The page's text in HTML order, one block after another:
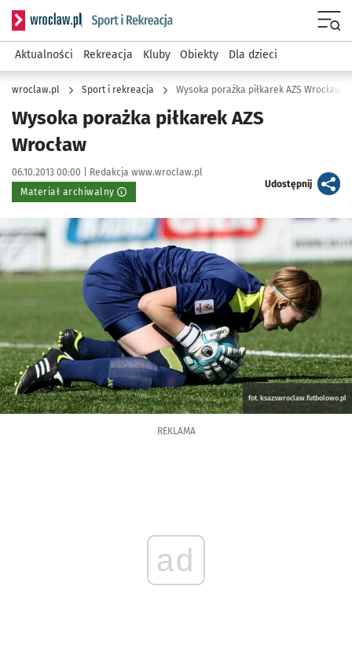
Serwis informacyjny wroclaw.pl podserwis: Sport i rekreacja
Aktualności Rekreacja Kluby Obiekty Dla dzieci
wroclaw.pl Sport i rekreacja Wysoka porażka piłkarek AZS Wrocław
Wysoka porażka piłkarek AZS
Wrocław
Data publikacji:
06.10.2013 00:00 | Autor:
Redakcja www.wroclaw.pl
Materiał archiwalny
Udostępnijartykuł
Kliknij, aby powiększyć
fot. ksazswroclaw.futbolowo.pl
REKLAMA
ad